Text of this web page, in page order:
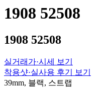
1908 52508
1908 52508
실거래가·시세 보기
착용샷·실사용 후기 보기
39mm, 블랙, 스트랩